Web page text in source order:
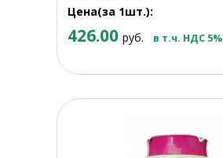
Цена(за 1шт.):
426.00 руб. в т.ч. НДС 5%